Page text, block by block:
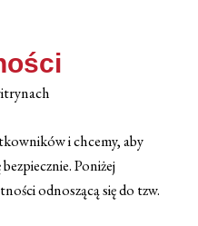
i chcemy, aby
Poniżej
odnoszącą się do tzw.